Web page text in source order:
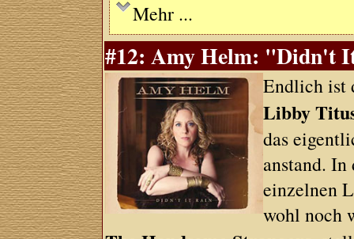
Mehr ...
#12: Amy Helm: "Didn't
Endlich ist
Libby
das
anstand.
einzelnen
wohl noch